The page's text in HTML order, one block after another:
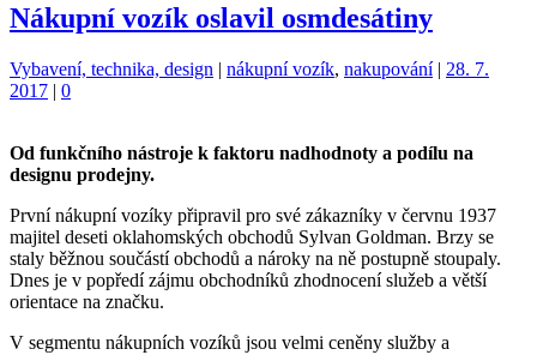
Nákupní vozík oslavil osmdesátiny
Kategorie:
Vybavení, technika, design | Štítky:
nákupní vozík, nakupování | 28. 7.
2017 | 0
Od funkčního nástroje k faktoru nadhodnoty a podílu na
designu prodejny.
První nákupní vozíky připravil pro své zákazníky v červnu 1937
majitel deseti oklahomských obchodů Sylvan Goldman. Brzy se
staly běžnou součástí obchodů a nároky na ně postupně stoupaly.
Dnes je v popředí zájmu obchodníků zhodnocení služeb a větší
orientace na značku.
V segmentu nákupních vozíků jsou velmi ceněny služby a